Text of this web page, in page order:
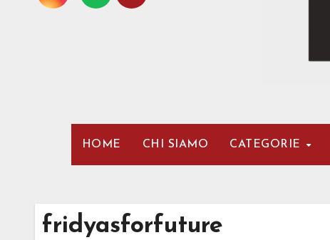
HOME CHI SIAMO CATEGORIE
fridyasforfuture